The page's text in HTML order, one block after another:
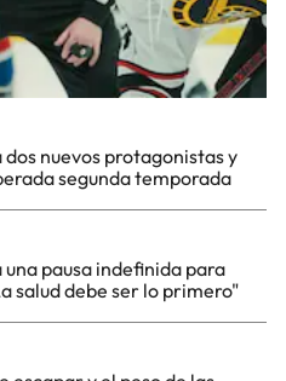
nuevos protagonistas y
segunda temporada
una pausa indefinida para
salud debe ser lo primero"